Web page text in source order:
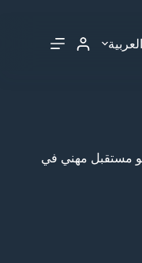
العربية
مستقبل مهني في